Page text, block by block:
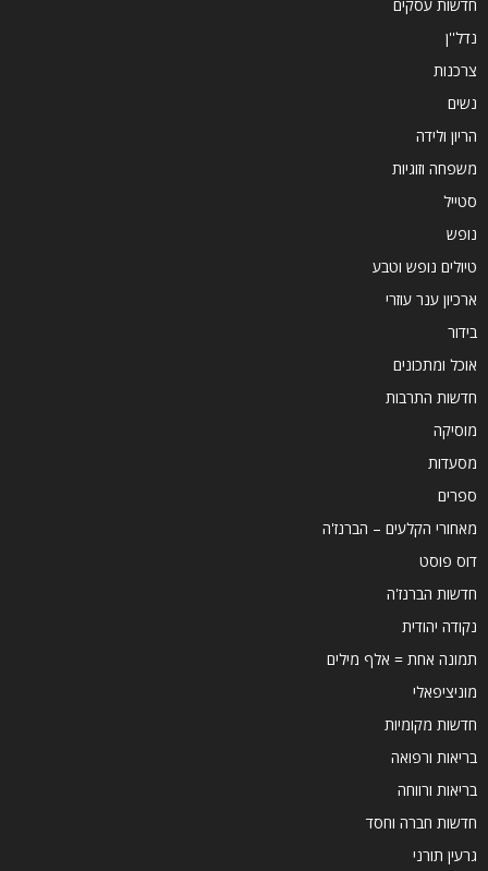
חדשות עסקים
נדל''ן
צרכנות
נשים
הריון ולידה
משפחה וזוגיות
סטייל
נופש
טיולים נופש וטבע
ארכיון ענר עוזרי
בידור
אוכל ומתכונים
חדשות התרבות
מוסיקה
מסעדות
ספרים
מאחורי הקלעים – הברנז'ה
דוס פוסט
חדשות הברנז'ה
נקודה יהודית
תמונה אחת = אלף מילים
מוניציפאלי
חדשות מקומיות
בריאות ורפואה
בריאות ורווחה
חדשות חברה וחסד
גרעין תורני